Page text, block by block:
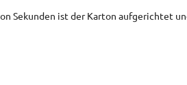
Sekunden ist der Karton aufgerichtet